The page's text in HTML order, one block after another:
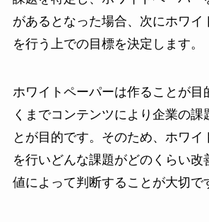
があるとなった場合、次にホワイ
を行う上での目標を決定します。
ホワイトペーパーは作ることが目
くまでコンテンツにより企業の課
とが目的です。そのため、ホワイ
を行いどんな課題がどのくらい改
値によって判断することが大切で